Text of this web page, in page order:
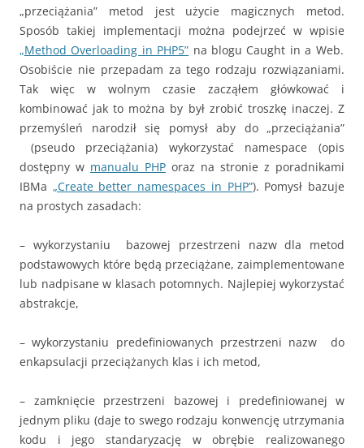
„przeciążania” metod jest użycie magicznych metod.
Sposób takiej implementacji można podejrzeć w wpisie
„Method Overloading in PHP5” na blogu Caught in a Web.
Osobiście nie przepadam za tego rodzaju rozwiązaniami.
Tak więc w wolnym czasie zacząłem główkować i
kombinować jak to można by był zrobić troszkę inaczej. Z
przemyśleń narodził się pomysł aby do „przeciążania”
(pseudo przeciążania) wykorzystać namespace (opis
dostępny w manualu PHP oraz na stronie z poradnikami
IBMa „Create better namespaces in PHP”). Pomysł bazuje
na prostych zasadach:
– wykorzystaniu bazowej przestrzeni nazw dla metod
podstawowych które będą przeciążane, zaimplementowane
lub nadpisane w klasach potomnych. Najlepiej wykorzystać
abstrakcje,
– wykorzystaniu predefiniowanych przestrzeni nazw do
enkapsulacji przeciążanych klas i ich metod,
– zamknięcie przestrzeni bazowej i predefiniowanej w
jednym pliku (daje to swego rodzaju konwencję utrzymania
kodu i jego standaryzację w obrębie realizowanego